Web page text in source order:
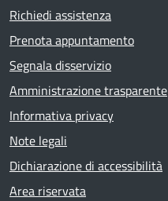
Richiedi assistenza
Prenota appuntamento
Segnala disservizio
Amministrazione trasparente
Informativa privacy
Note legali
Dichiarazione di accessibilità
Area riservata